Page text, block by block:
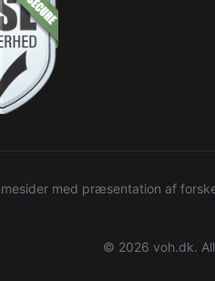
med præsentation af
© 2026 voh.dk.